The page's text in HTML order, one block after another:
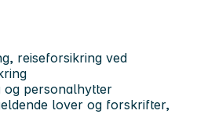
reiseforsikring ved
og personalhytter
lover og forskrifter,